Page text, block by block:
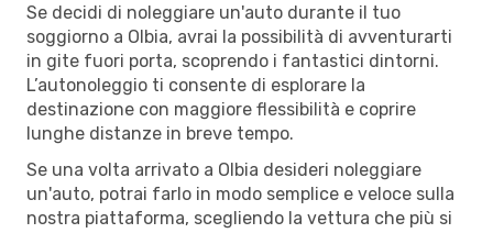
Se decidi di noleggiare un'auto durante il tuo
soggiorno a Olbia, avrai la possibilità di avventurarti
in gite fuori porta, scoprendo i fantastici dintorni.
L’autonoleggio ti consente di esplorare la
destinazione con maggiore flessibilità e coprire
lunghe distanze in breve tempo.
Se una volta arrivato a Olbia desideri noleggiare
un'auto, potrai farlo in modo semplice e veloce sulla
nostra piattaforma, scegliendo la vettura che più si